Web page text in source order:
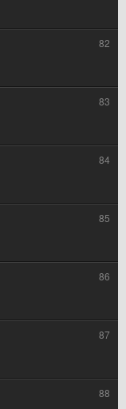
82
83
84
85
86
87
88